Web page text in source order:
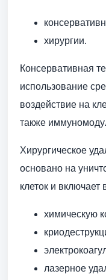
хирургии.
Консервативная
использование
воздействие на
также
Хирургическое
основано на
клеток и включает
химическую
лазерное